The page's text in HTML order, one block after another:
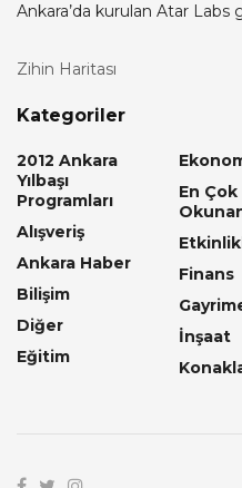
Ankara’da kurulan Atar Labs
Zihin Haritası
Kategoriler
2012 Ankara
Yılbaşı
Programları
Alışveriş
Ankara Haber
Bilişim
Diğer
Eğitim
En Çok
Finans
İnşaat